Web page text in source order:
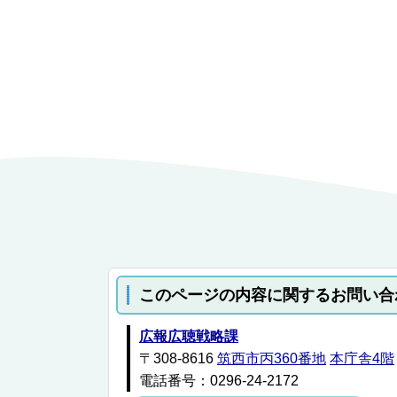
このページの内容に関するお問い
広報広聴戦略課
〒308-8616 筑西市丙360番地 本庁舎4階
電話番号：0296-24-2172